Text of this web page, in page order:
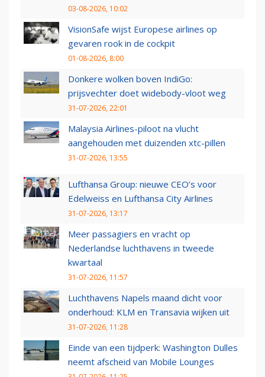
03-08-2026, 10:02
VisionSafe wijst Europese airlines op
gevaren rook in de cockpit
01-08-2026, 8:00
Donkere wolken boven IndiGo:
prijsvechter doet widebody-vloot weg
31-07-2026, 22:01
Malaysia Airlines-piloot na vlucht
aangehouden met duizenden xtc-pillen
31-07-2026, 13:55
Lufthansa Group: nieuwe CEO’s voor
Edelweiss en Lufthansa City Airlines
31-07-2026, 13:17
Meer passagiers en vracht op
Nederlandse luchthavens in tweede
kwartaal
31-07-2026, 11:57
Luchthavens Napels maand dicht voor
onderhoud: KLM en Transavia wijken uit
31-07-2026, 11:28
Einde van een tijdperk: Washington Dulles
neemt afscheid van Mobile Lounges